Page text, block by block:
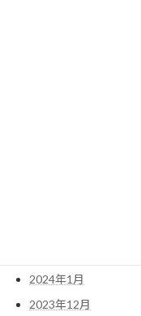
2024年1月
2023年12月